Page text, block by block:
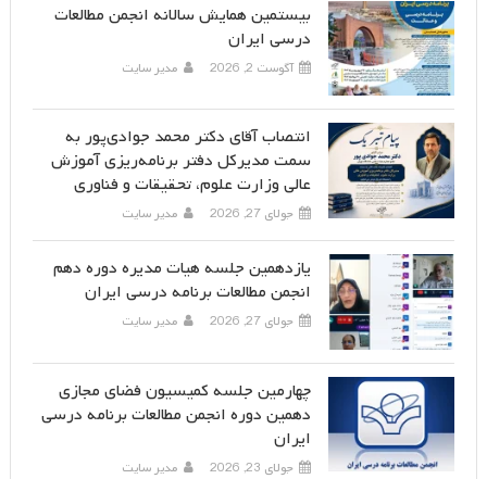
بیستمین همایش سالانه انجمن مطالعات
درسی ایران
آگوست 2, 2026 مدیر سایت
انتصاب آقای دکتر محمد جوادی‌پور به
سمت مدیرکل دفتر برنامه‌ریزی آموزش
عالی وزارت علوم، تحقیقات و فناوری
جولای 27, 2026 مدیر سایت
یازدهمین جلسه هیات مدیره دوره دهم
انجمن مطالعات برنامه درسی ایران
جولای 27, 2026 مدیر سایت
چهارمین جلسه کمیسیون فضای مجازی
دهمین دوره انجمن مطالعات برنامه درسی
ایران
جولای 23, 2026 مدیر سایت